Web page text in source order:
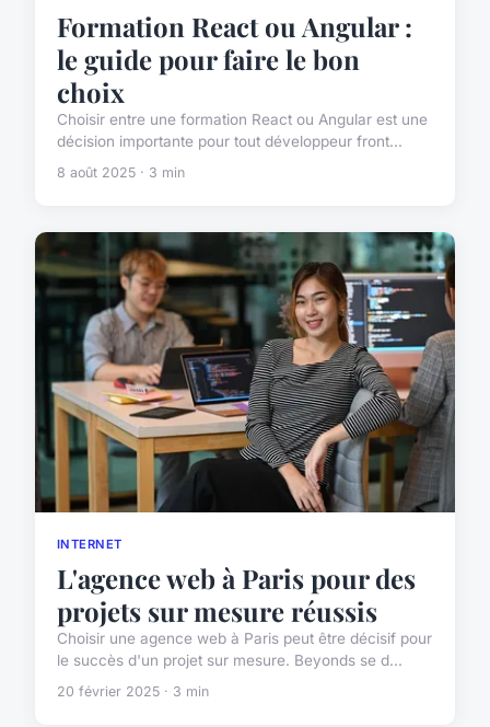
Formation React ou Angular :
le guide pour faire le bon
choix
Choisir entre une formation React ou Angular est une
décision importante pour tout développeur front...
8 août 2025 · 3 min
INTERNET
L'agence web à Paris pour des
projets sur mesure réussis
Choisir une agence web à Paris peut être décisif pour
le succès d'un projet sur mesure. Beyonds se d...
20 février 2025 · 3 min